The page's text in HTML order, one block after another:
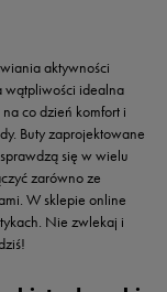
aktywności
wątpliwości idealna
co dzień komfort i
Buty zaprojektowane
się w wielu
zarówno ze
W sklepie online
Nie zwlekaj i